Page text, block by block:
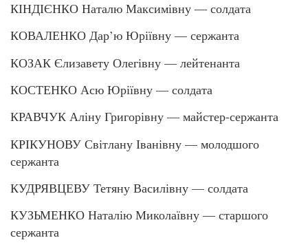
КІНДІЄНКО Наталю Максимівну — солдата
КОВАЛЕНКО Дар’ю Юріївну — сержанта
КОЗАК Єлизавету Олегівну — лейтенанта
КОСТЕНКО Асю Юріївну — солдата
КРАВЧУК Аліну Григорівну — майстер-сержанта
КРІКУНОВУ Світлану Іванівну — молодшого
сержанта
КУДРЯВЦЕВУ Тетяну Василівну — солдата
КУЗЬМЕНКО Наталію Миколаївну — старшого
сержанта